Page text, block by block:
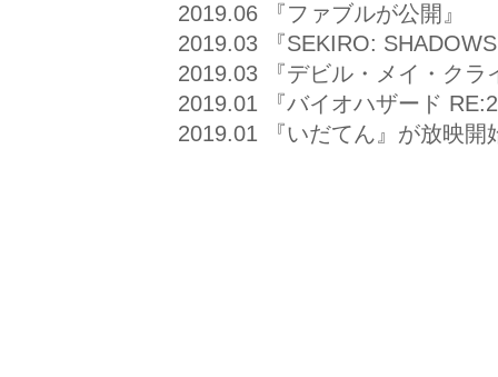
2019.06 『ファブルが公開』
2019.03 『SEKIRO:
2019.03 『デビル・メイ・クラ
2019.01 『バイオハザード
2019.01 『いだてん』が放映開